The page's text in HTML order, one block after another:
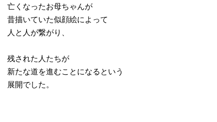
亡くなったお母ちゃんが
昔描いていた似顔絵によって
人と人が繋がり、
残された人たちが
新たな道を進むことになるという
展開でした。